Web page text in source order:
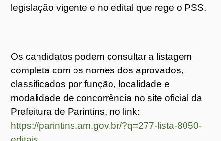
legislação vigente e no edital que rege o PSS.
Os candidatos podem consultar a listagem
completa com os nomes dos aprovados,
classificados por função, localidade e
modalidade de concorrência no site oficial da
Prefeitura de Parintins, no link:
https://parintins.am.gov.br/?q=277-lista-8050-